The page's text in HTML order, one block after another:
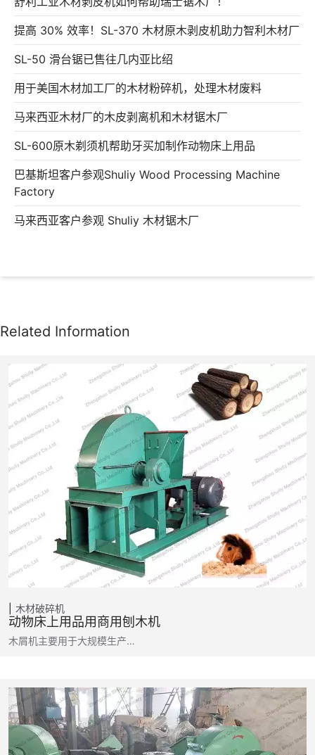
提高 30% 效率！SL-370 木材原木剥皮机助力智利木材厂
SL-50 滑台锯已售往几内亚比绍
用于美国木材加工厂的木材粉碎机，处理木材废料
马来西亚木材厂的木皮剥离机和木材锯木厂
SL-600原木剃须机帮助牙买加制作动物床上用品
巴基斯坦客户参观Shuliy Wood Processing Machine
Factory
马来西亚客户参观 Shuliy 木材锯木厂
木材破碎机
动物床上用品用商用刨木机
木屑机主要用于大规模生产…